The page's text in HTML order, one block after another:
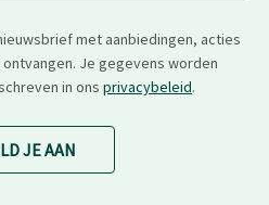
met aanbiedingen, acties
Je gegevens worden
in ons privacybeleid.
JE AAN